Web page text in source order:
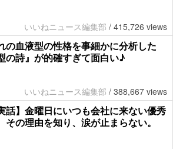
いいねニュース編集部 / 415,726 views
の血液型の性格を事細かに分析した
の詩』が的確すぎて面白い♪
いいねニュース編集部 / 388,667 views
話】金曜日にいつも会社に来ない優秀
その理由を知り、涙が止まらない。